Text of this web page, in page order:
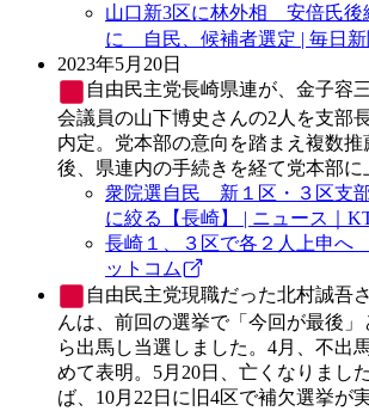
山口新3区に林外相 安倍氏後
に 自民、候補者選定 | 毎日新
2023年5月20日
自由民主党長崎県連が、金子容
会議員の山下博史さんの2人を支部
内定。党本部の意向を踏まえ複数
後、県連内の手続きを経て党本部に
衆院選自民 新１区・３区支
に絞る【長崎】 | ニュース｜
長崎１、３区で各２人上申へ
ットコム
自由民主党現職だった北村誠吾
んは、前回の選挙で「今回が最後
ら出馬し当選しました。4月、不出
めて表明。5月20日、亡くなりまし
ば、10月22日に旧4区で補欠選挙が